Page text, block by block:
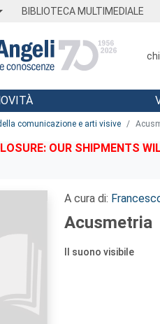
BIBLIOTECA MULTIMEDIALE
comunicazione e arti visive
OUR SHIPMENTS
A cura di:
Acusmetria
Il suono visibile